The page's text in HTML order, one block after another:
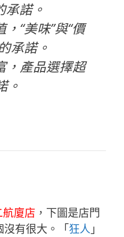
承諾。
“美味”與“價
承諾。
，產品選擇超
。
航廈店 ，下圖是店門
沒有很大。「狂人 」